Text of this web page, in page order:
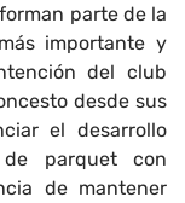
parte de la
importante y
del club
desde sus
el desarrollo
parquet con
de mantener